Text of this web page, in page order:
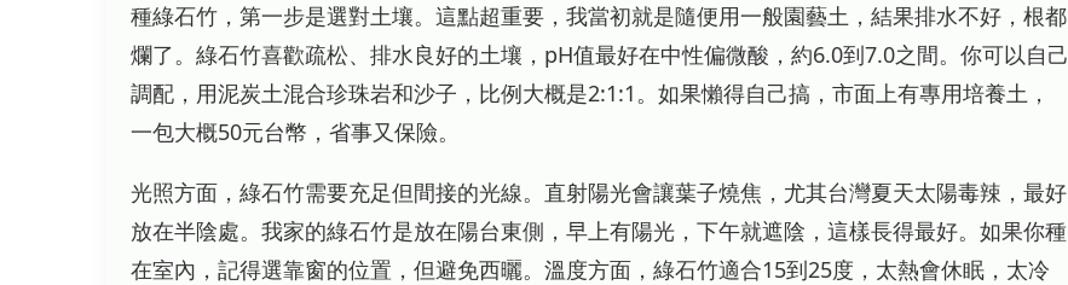
種綠石竹，第一步是選對土壤。這點超重要，我當初就是隨便用一般園藝土，結果排水不好，根都
爛了。綠石竹喜歡疏松、排水良好的土壤，pH值最好在中性偏微酸，約6.0到7.0之間。你可以自己
調配，用泥炭土混合珍珠岩和沙子，比例大概是2:1:1。如果懶得自己搞，市面上有專用培養土，
一包大概50元台幣，省事又保險。
光照方面，綠石竹需要充足但間接的光線。直射陽光會讓葉子燒焦，尤其台灣夏天太陽毒辣，最好
放在半陰處。我家的綠石竹是放在陽台東側，早上有陽光，下午就遮陰，這樣長得最好。如果你種
在室內，記得選靠窗的位置，但避免西曬。溫度方面，綠石竹適合15到25度，太熱會休眠，太冷